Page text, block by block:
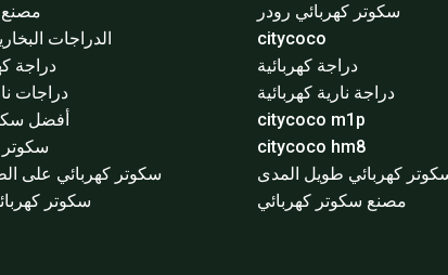
سكوتر كهربائي رودر
citycoco
دراجة كهربائية
دراجة نارية كهربائية
citycoco m1p
citycoco hm8
كهربائي طويل المدى
مصنع سكوتر كهربائي
الدراجات
دراجة
دراجات
أفضل
سكوتر
سكوتر كهربائي على
سكوتر كهربائي 3